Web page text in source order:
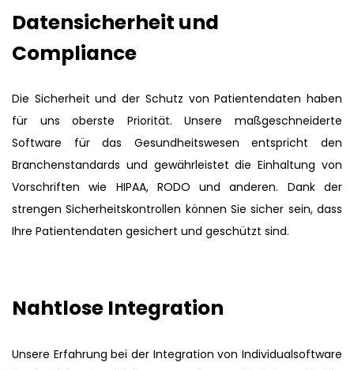
Datensicherheit und
Compliance
Die Sicherheit und der Schutz von Patientendaten haben
für uns oberste Priorität. Unsere maßgeschneiderte
Software für das Gesundheitswesen entspricht den
Branchenstandards und gewährleistet die Einhaltung von
Vorschriften wie HIPAA, RODO und anderen. Dank der
strengen Sicherheitskontrollen können Sie sicher sein, dass
Ihre Patientendaten gesichert und geschützt sind.
Nahtlose Integration
Unsere Erfahrung bei der Integration von Individualsoftware